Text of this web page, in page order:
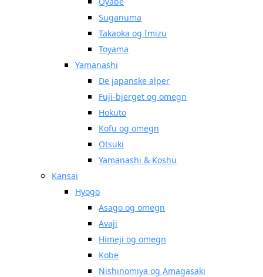
Suganuma
Takaoka og Imizu
Toyama
Yamanashi
De japanske alper
Fuji-bjerget og omegn
Hokuto
Kofu og omegn
Otsuki
Yamanashi & Koshu
Kansai
Hyogo
Asago og omegn
Avaji
Himeji og omegn
Kobe
Nishinomiya og Amagasaki